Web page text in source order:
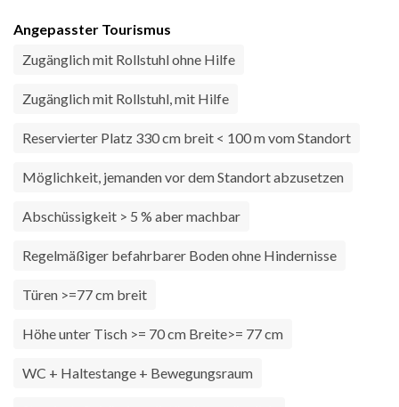
Angepasster Tourismus
Zugänglich mit Rollstuhl ohne Hilfe
Zugänglich mit Rollstuhl, mit Hilfe
Reservierter Platz 330 cm breit < 100 m vom Standort
Möglichkeit, jemanden vor dem Standort abzusetzen
Abschüssigkeit > 5 % aber machbar
Regelmäßiger befahrbarer Boden ohne Hindernisse
Türen >=77 cm breit
Höhe unter Tisch >= 70 cm Breite>= 77 cm
WC + Haltestange + Bewegungsraum